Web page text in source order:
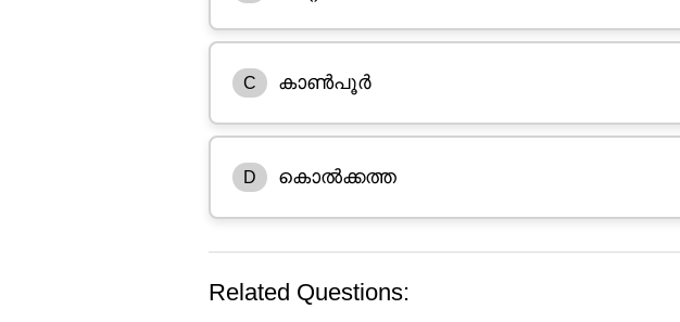
C കാൺപൂർ
D കൊൽക്കത്ത
Related Questions: